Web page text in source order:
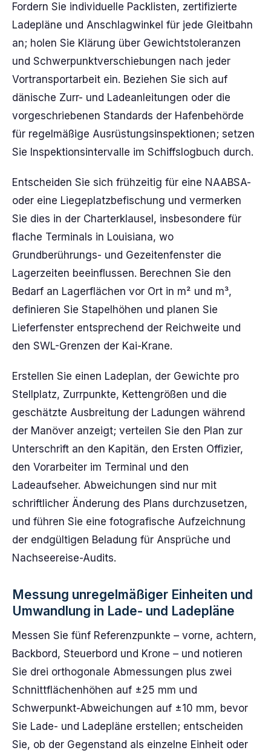
Fordern Sie individuelle Packlisten, zertifizierte
Ladepläne und Anschlagwinkel für jede Gleitbahn
an; holen Sie Klärung über Gewichtstoleranzen
und Schwerpunktverschiebungen nach jeder
Vortransportarbeit ein. Beziehen Sie sich auf
dänische Zurr- und Ladeanleitungen oder die
vorgeschriebenen Standards der Hafenbehörde
für regelmäßige Ausrüstungsinspektionen; setzen
Sie Inspektionsintervalle im Schiffslogbuch durch.
Entscheiden Sie sich frühzeitig für eine NAABSA-
oder eine Liegeplatzbefischung und vermerken
Sie dies in der Charterklausel, insbesondere für
flache Terminals in Louisiana, wo
Grundberührungs- und Gezeitenfenster die
Lagerzeiten beeinflussen. Berechnen Sie den
Bedarf an Lagerflächen vor Ort in m² und m³,
definieren Sie Stapelhöhen und planen Sie
Lieferfenster entsprechend der Reichweite und
den SWL-Grenzen der Kai-Krane.
Erstellen Sie einen Ladeplan, der Gewichte pro
Stellplatz, Zurrpunkte, Kettengrößen und die
geschätzte Ausbreitung der Ladungen während
der Manöver anzeigt; verteilen Sie den Plan zur
Unterschrift an den Kapitän, den Ersten Offizier,
den Vorarbeiter im Terminal und den
Ladeaufseher. Abweichungen sind nur mit
schriftlicher Änderung des Plans durchzusetzen,
und führen Sie eine fotografische Aufzeichnung
der endgültigen Beladung für Ansprüche und
Nachseereise-Audits.
Messung unregelmäßiger Einheiten und
Umwandlung in Lade- und Ladepläne
Messen Sie fünf Referenzpunkte – vorne, achtern,
Backbord, Steuerbord und Krone – und notieren
Sie drei orthogonale Abmessungen plus zwei
Schnittflächenhöhen auf ±25 mm und
Schwerpunkt-Abweichungen auf ±10 mm, bevor
Sie Lade- und Ladepläne erstellen; entscheiden
Sie, ob der Gegenstand als einzelne Einheit oder